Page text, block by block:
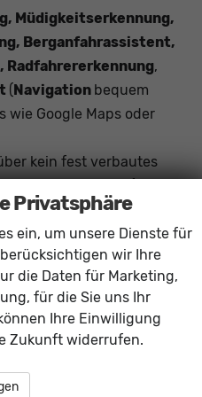
Müdigkeitserkennung,
Berganfahrassistent,
Radfahrererkennung,
( Navigation bequem
wie Google Maps oder
kein fest verbautes
eineNavigationüber
Apps (z.B. Google Maps
denFahrzeugbildschirm
Privatsphäre
ein, um unsere Dienste für
wir Ihre
die Daten für Marketing,
für die Sie uns Ihr
Ihre Einwilligung
Zukunft widerrufen.